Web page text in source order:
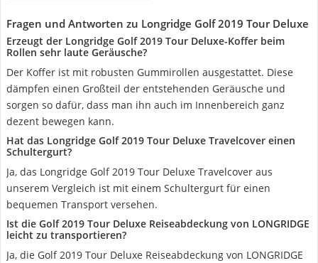
Fragen und Antworten zu Longridge Golf 2019 Tour Deluxe
Erzeugt der Longridge Golf 2019 Tour Deluxe-Koffer beim
Rollen sehr laute Geräusche?
Der Koffer ist mit robusten Gummirollen ausgestattet. Diese
dämpfen einen Großteil der entstehenden Geräusche und
sorgen so dafür, dass man ihn auch im Innenbereich ganz
dezent bewegen kann.
Hat das Longridge Golf 2019 Tour Deluxe Travelcover einen
Schultergurt?
Ja, das Longridge Golf 2019 Tour Deluxe Travelcover aus
unserem Vergleich ist mit einem Schultergurt für einen
bequemen Transport versehen.
Ist die Golf 2019 Tour Deluxe Reiseabdeckung von LONGRIDGE
leicht zu transportieren?
Ja, die Golf 2019 Tour Deluxe Reiseabdeckung von LONGRIDGE